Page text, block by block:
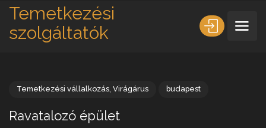
Temetkezési
szolgáltatók